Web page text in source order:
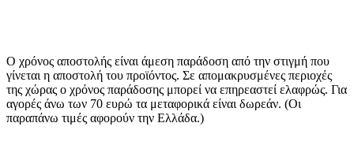
Ο χρόνος αποστολής είναι άμεση παράδοση από την στιγμή που
γίνεται η αποστολή του προϊόντος. Σε απομακρυσμένες περιοχές
της χώρας ο χρόνος παράδοσης μπορεί να επηρεαστεί ελαφρώς. Για
αγορές άνω των 70 ευρώ τα μεταφορικά είναι δωρεάν. (Οι
παραπάνω τιμές αφορούν την Ελλάδα.)